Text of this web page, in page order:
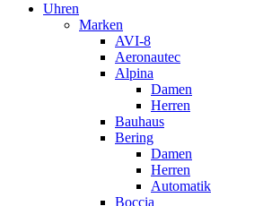
Uhren
Marken
AVI-8
Aeronautec
Alpina
Damen
Herren
Bauhaus
Bering
Damen
Herren
Automatik
Boccia